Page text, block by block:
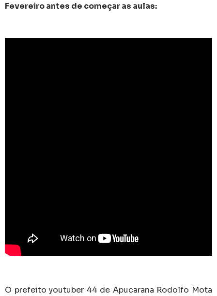
Fevereiro antes de começar as aulas:
O prefeito youtuber 44 de Apucarana Rodolfo Mota